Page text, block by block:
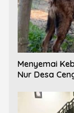
Menyemai
Nur Desa